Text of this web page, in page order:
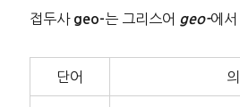
접두사 geo-는 그리스어 geo-에서
단어 의